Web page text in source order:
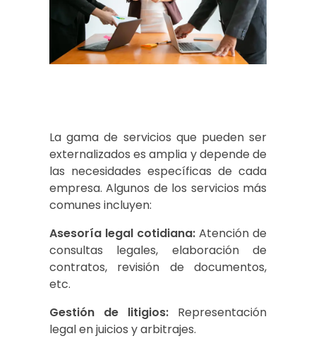
La gama de servicios que pueden ser
externalizados es amplia y depende de
las necesidades específicas de cada
empresa. Algunos de los servicios más
comunes incluyen:
Asesoría legal cotidiana: Atención de
consultas legales, elaboración de
contratos, revisión de documentos,
etc.
Gestión de litigios: Representación
legal en juicios y arbitrajes.